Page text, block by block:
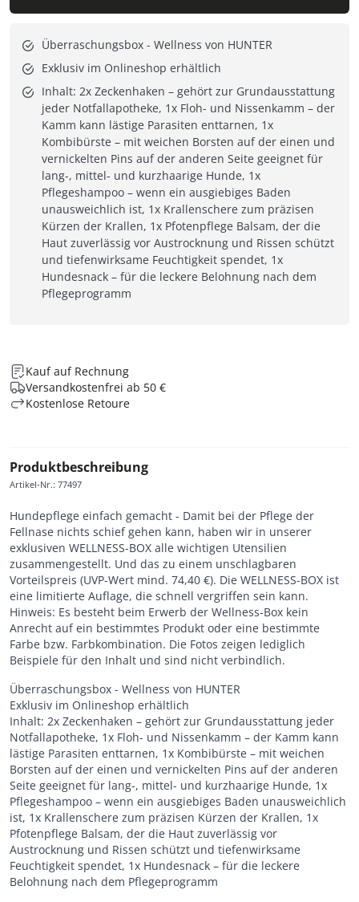
Überraschungsbox - Wellness von HUNTER
Exklusiv im Onlineshop erhältlich
Inhalt: 2x Zeckenhaken – gehört zur Grundausstattung
jeder Notfallapotheke, 1x Floh- und Nissenkamm – der
Kamm kann lästige Parasiten enttarnen, 1x
Kombibürste – mit weichen Borsten auf der einen und
vernickelten Pins auf der anderen Seite geeignet für
lang-, mittel- und kurzhaarige Hunde, 1x
Pflegeshampoo – wenn ein ausgiebiges Baden
unausweichlich ist, 1x Krallenschere zum präzisen
Kürzen der Krallen, 1x Pfotenpflege Balsam, der die
Haut zuverlässig vor Austrocknung und Rissen schützt
und tiefenwirksame Feuchtigkeit spendet, 1x
Hundesnack – für die leckere Belohnung nach dem
Pflegeprogramm
Kauf auf Rechnung
Versandkostenfrei ab 50 €
Kostenlose Retoure
Produktbeschreibung
Artikel-Nr.: 77497
Hundepflege einfach gemacht - Damit bei der Pflege der
Fellnase nichts schief gehen kann, haben wir in unserer
exklusiven WELLNESS-BOX alle wichtigen Utensilien
zusammengestellt. Und das zu einem unschlagbaren
Vorteilspreis (UVP-Wert mind. 74,40 €). Die WELLNESS-BOX ist
eine limitierte Auflage, die schnell vergriffen sein kann.
Hinweis: Es besteht beim Erwerb der Wellness-Box kein
Anrecht auf ein bestimmtes Produkt oder eine bestimmte
Farbe bzw. Farbkombination. Die Fotos zeigen lediglich
Beispiele für den Inhalt und sind nicht verbindlich.
Überraschungsbox - Wellness von HUNTER
Exklusiv im Onlineshop erhältlich
Inhalt: 2x Zeckenhaken – gehört zur Grundausstattung jeder
Notfallapotheke, 1x Floh- und Nissenkamm – der Kamm kann
lästige Parasiten enttarnen, 1x Kombibürste – mit weichen
Borsten auf der einen und vernickelten Pins auf der anderen
Seite geeignet für lang-, mittel- und kurzhaarige Hunde, 1x
Pflegeshampoo – wenn ein ausgiebiges Baden unausweichlich
ist, 1x Krallenschere zum präzisen Kürzen der Krallen, 1x
Pfotenpflege Balsam, der die Haut zuverlässig vor
Austrocknung und Rissen schützt und tiefenwirksame
Feuchtigkeit spendet, 1x Hundesnack – für die leckere
Belohnung nach dem Pflegeprogramm